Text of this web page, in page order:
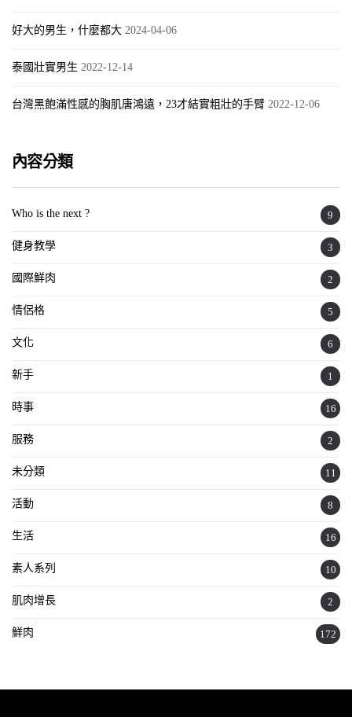
好大的男生，什麼都大 2024-04-06
泰國壯實男生 2022-12-14
台灣黑飽滿性感的胸肌唐鴻遠，23才結實粗壯的手臂 2022-12-06
內容分類
Who is the next ? 9
健身教學 3
國際鮮肉 2
情侶格 5
文化 6
新手 1
時事 16
服務 2
未分類 11
活動 8
生活 16
素人系列 10
肌肉增長 2
鮮肉 172